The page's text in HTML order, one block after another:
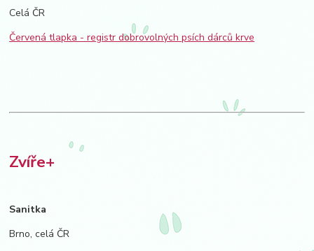
Celá ČR
Červená tlapka - registr dobrovolných psích dárců krve
Zvíře+
Sanitka
Brno, celá ČR